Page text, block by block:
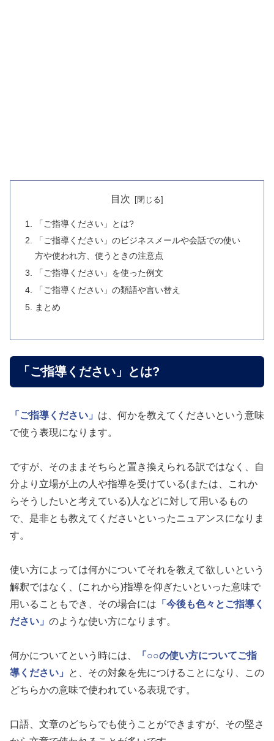
目次
「ご指導ください」とは?
「ご指導ください」のビジネスメールや会話での使い
方や使われ方、使うときの注意点
「ご指導ください」を使った例文
「ご指導ください」の類語や言い替え
まとめ
「ご指導ください」とは?
「ご指導ください」 は、何かを教えてくださいという意味
で使う表現になります。
ですが、そのままそちらと置き換えられる訳ではなく、自
分より立場が上の人や指導を受けている(または、これか
らそうしたいと考えている)人などに対して用いるもの
で、是非とも教えてくださいといったニュアンスになりま
す。
使い方によっては何かについてそれを教えて欲しいという
解釈ではなく、(これから)指導を仰ぎたいといった意味で
用いることもでき、その場合には 「今後も色々とご指導く
ださい」 のような使い方になります。
何かについてという時には、
「○○の使い方についてご指
導ください」
と、その対象を先につけることになり、この
どちらかの意味で使われている表現です。
口語、文章のどちらでも使うことができますが、その堅さ